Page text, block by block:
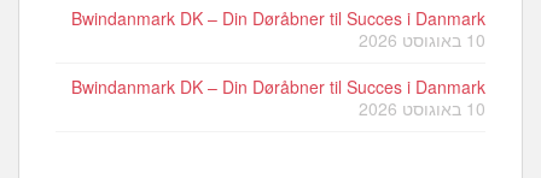
Bwindanmark DK – Din Døråbner til Succes i Danmark
10 באוגוסט 2026
Bwindanmark DK – Din Døråbner til Succes i Danmark
10 באוגוסט 2026